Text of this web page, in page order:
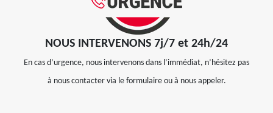
NOUS INTERVENONS 7j/7 et 24h/24
En cas d’urgence, nous intervenons dans l’immédiat, n’hésitez pas
à nous contacter via le formulaire ou à nous appeler.